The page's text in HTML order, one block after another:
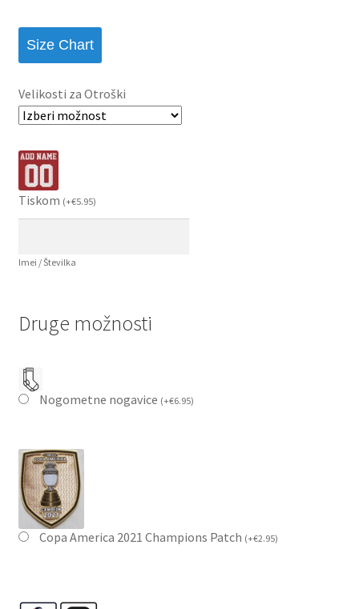
Size Chart
Velikosti za Otroški
Tiskom (+€5.95)
Imei / Številka
Druge možnosti
Nogometne nogavice (+€6.95)
Copa America 2021 Champions Patch (+€2.95)